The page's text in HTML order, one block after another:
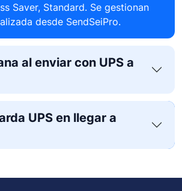
Saver, Standard. Se gestionan
desde SendSeiPro.
al enviar con UPS a
UPS en llegar a